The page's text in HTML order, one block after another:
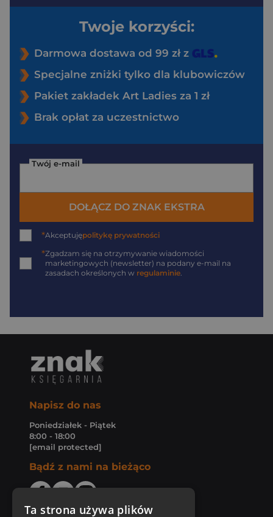
Twoje korzyści:
Darmowa dostawa od 99 zł z
Specjalne zniżki tylko dla klubowiczów
Pakiet zakładek Art Ladies za 1 zł
Brak opłat za uczestnictwo
Twój e-mail
DOŁĄCZ DO ZNAK EKSTRA
*Akceptujępolitykę prywatności
*Zgadzam się na otrzymywanie wiadomości
marketingowych (newsletter) na podany e-mail na
zasadach określonych w regulaminie.
Napisz do nas
Poniedziałek - Piątek
8:00 - 18:00
[email protected]
Bądź z nami na bieżąco
Ta strona używa plików